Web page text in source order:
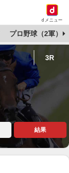
dメニュー
プロ野球（2軍）
3R
結果